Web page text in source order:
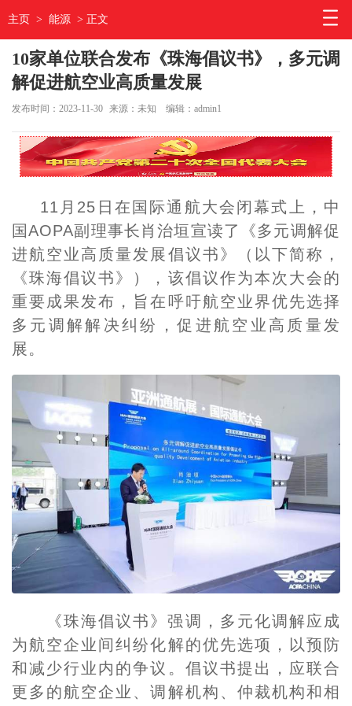
主页 > 能源 > 正文
10家单位联合发布《珠海倡议书》，多元调
解促进航空业高质量发展
发布时间：2023-11-30 来源：未知 编辑：admin1
11月25日在国际通航大会闭幕式上，中
国AOPA副理事长肖治垣宣读了《多元调解促
进航空业高质量发展倡议书》（以下简称，
《珠海倡议书》），该倡议作为本次大会的
重要成果发布，旨在呼吁航空业界优先选择
多元调解解决纠纷，促进航空业高质量发
展。
《珠海倡议书》强调，多元化调解应成
为航空企业间纠纷化解的优先选项，以预防
和减少行业内的争议。倡议书提出，应联合
更多的航空企业、调解机构、仲裁机构和相